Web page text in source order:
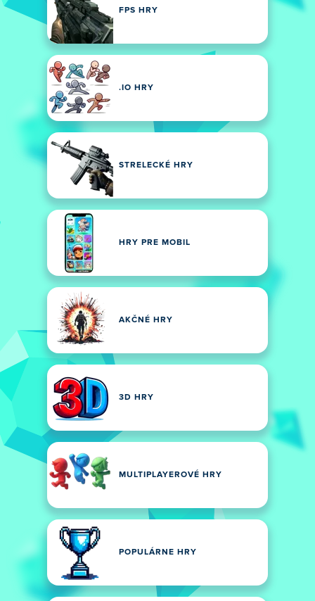
FPS HRY
.IO HRY
STRELECKÉ HRY
HRY PRE MOBIL
AKČNÉ HRY
3D HRY
MULTIPLAYEROVÉ HRY
POPULÁRNE HRY